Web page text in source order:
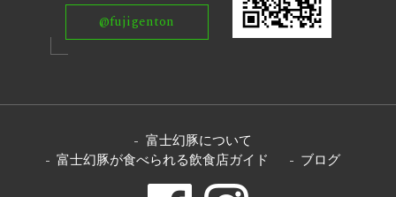
@fujigenton
富士幻豚について
富士幻豚が食べられる飲食店ガイド
ブログ